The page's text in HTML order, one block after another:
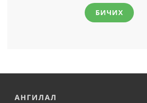
БИЧИХ
АНГИЛАЛ